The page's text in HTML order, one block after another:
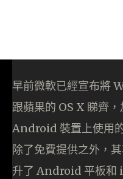
早前微軟已經宣布將
跟蘋果的 OS X 睇齊
Android 裝置上使用
除了免費提供之外，
升了 Android 平板和